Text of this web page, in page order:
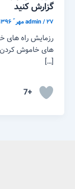
گزارش کنید
admin/۲۷ مهر ّ ۱۳۹۶
رزمایش راه های
های خاموش
[…]
+7